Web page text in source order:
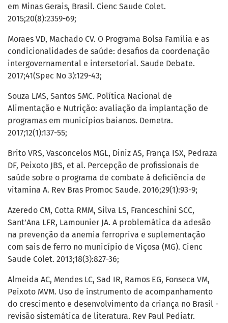
em Minas Gerais, Brasil. Cienc Saude Colet.
2015;20(8):2359-69;
Moraes VD, Machado CV. O Programa Bolsa Família e as
condicionalidades de saúde: desafios da coordenação
intergovernamental e intersetorial. Saude Debate.
2017;41(Spec No 3):129-43;
Souza LMS, Santos SMC. Política Nacional de
Alimentação e Nutrição: avaliação da implantação de
programas em municípios baianos. Demetra.
2017;12(1):137-55;
Brito VRS, Vasconcelos MGL, Diniz AS, França ISX, Pedraza
DF, Peixoto JBS, et al. Percepção de profissionais de
saúde sobre o programa de combate à deficiência de
vitamina A. Rev Bras Promoc Saude. 2016;29(1):93-9;
Azeredo CM, Cotta RMM, Silva LS, Franceschini SCC,
Sant’Ana LFR, Lamounier JA. A problemática da adesão
na prevenção da anemia ferropriva e suplementação
com sais de ferro no município de Viçosa (MG). Cienc
Saude Colet. 2013;18(3):827-36;
Almeida AC, Mendes LC, Sad IR, Ramos EG, Fonseca VM,
Peixoto MVM. Uso de instrumento de acompanhamento
do crescimento e desenvolvimento da criança no Brasil -
revisão sistemática de literatura. Rev Paul Pediatr.